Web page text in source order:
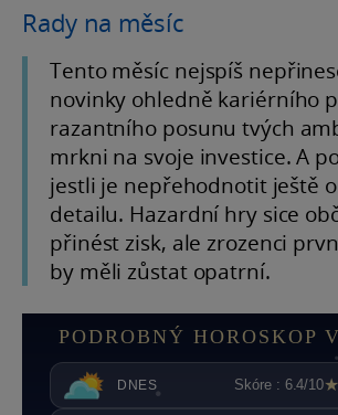
Rady na měsíc
Tento měsíc nejspíš
novinky ohledně kariérního
razantního posunu tvých
mrkni na svoje investice. A
jestli je nepřehodnotit ještě
detailu. Hazardní hry sice
přinést zisk, ale zrozenci
by měli zůstat opatrní.
PODROBNÝ HOROSKOP
DNES Skóre : 6.4/10